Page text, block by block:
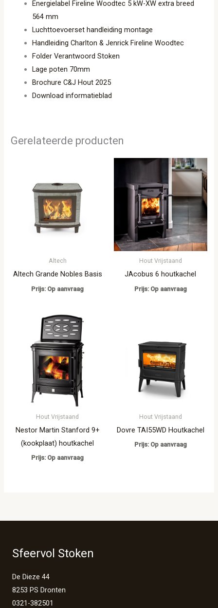
Energielabel Fireline Woodtec 5 kW-XW extra breed
564 mm
Luchttoevoerset handleiding montage
Handleiding Charlton & Jenrick Fireline Woodtec
Folder Verantwoord Stoken
Lage poten 70mm
Brochure C&J Hout 2025
Download informatieblad
Gerelateerde producten
Altech
Altech Grande Nobles Basis
Prijs: Op aanvraag
Hout Vrijstaand
JAcobus 6 houtkachel
Prijs: Op aanvraag
Hout Vrijstaand
Nestor Martin Stanford 9+
(kookplaat) houtkachel
Prijs: Op aanvraag
Hout Vrijstaand
Dovre TAI55WD Houtkachel
Prijs: Op aanvraag
Sfeervol Stoken
De Dieze 44
8253 PS Dronten
0321-382501